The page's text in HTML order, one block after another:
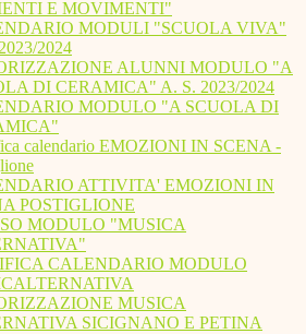
E MOVIMENTI"
MODULI "SCUOLA VIVA"
2024
ALUNNI MODULO "A
DI CERAMICA" A. S. 2023/2024
MODULO "A SCUOLA DI
calendario EMOZIONI IN SCENA -
ATTIVITA' EMOZIONI IN
POSTIGLIONE
MODULO "MUSICA
CALENDARIO MODULO
MUSICA
SICIGNANO E PETINA